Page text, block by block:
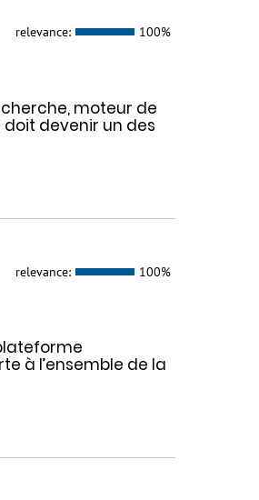
relevance: 100%
moteur de
devenir un des
relevance: 100%
à l’ensemble de la